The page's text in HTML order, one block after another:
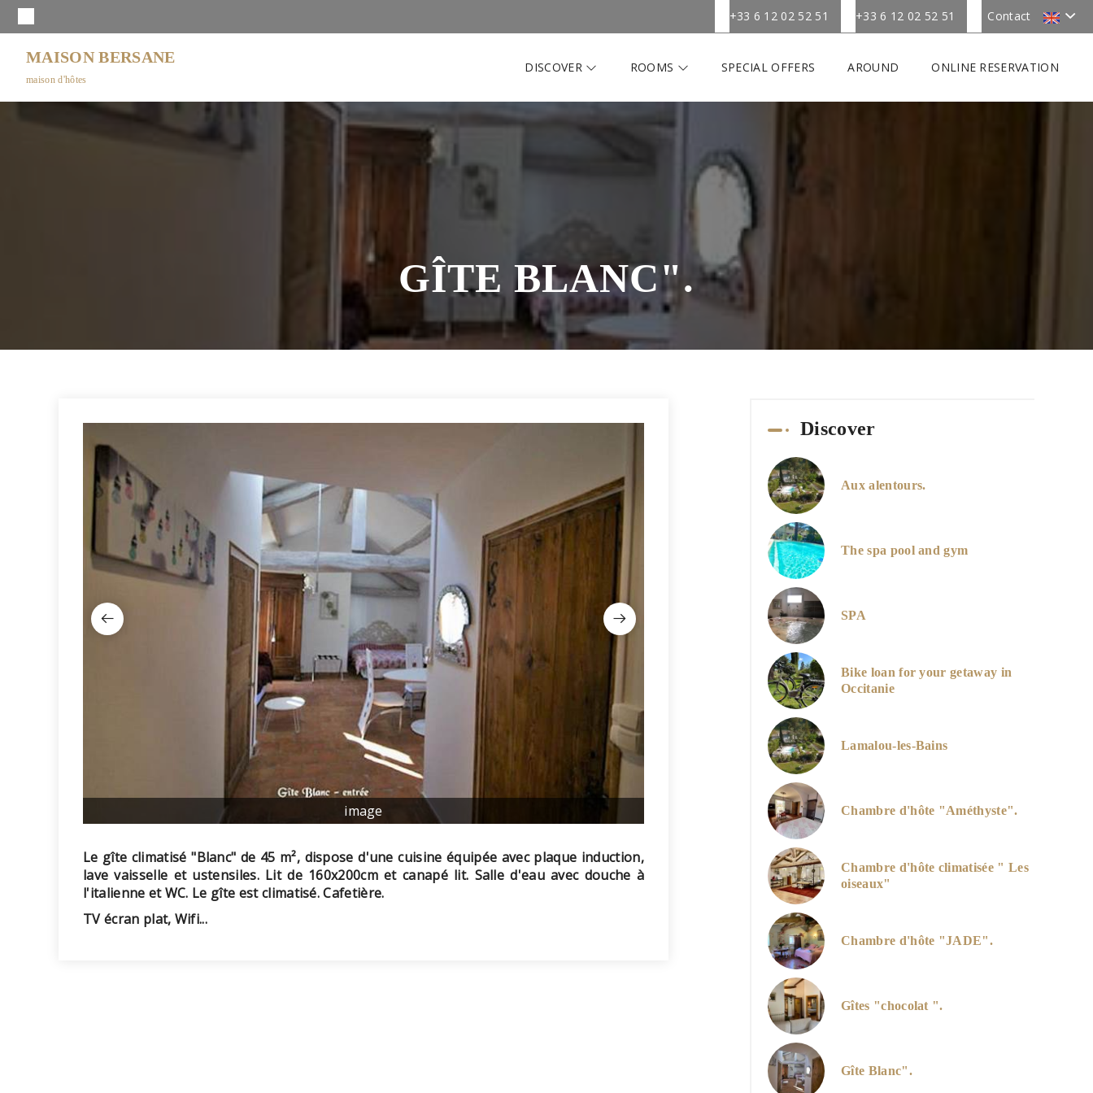
Contact
+33 6 12 02 52 51
+33 6 12 02 52 51
MAISON BERSANE
maison d'hôtes
DISCOVER ROOMS SPECIAL OFFERS AROUND ONLINE RESERVATION
GÎTE BLANC".
image image
Le gîte climatisé "Blanc" de 45 m², dispose d'une cuisine équipée avec plaque induction,
lave vaisselle et ustensiles. Lit de 160x200cm et canapé lit. Salle d'eau avec douche à
l'italienne et WC. Le gîte est climatisé. Cafetière.
TV écran plat, Wifi...
Discover
Aux alentours.
The spa pool and gym
SPA
Bike loan for your getaway in
Occitanie
Lamalou-les-Bains
Chambre d'hôte "Améthyste".
Chambre d'hôte climatisée " Les
oiseaux"
Chambre d'hôte "JADE".
Gîtes "chocolat ".
Gîte Blanc".